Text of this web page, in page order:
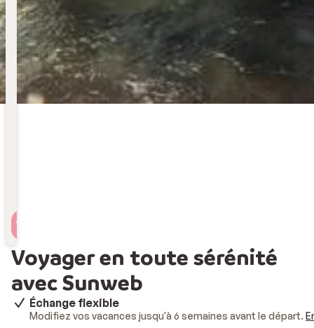
Destination
Choisissez une destination
Date
départ
Date de départ
Voyager en toute sérénité
avec Sunweb
Échange flexible
Modifiez vos vacances jusqu'à 6 semaines avant le départ.